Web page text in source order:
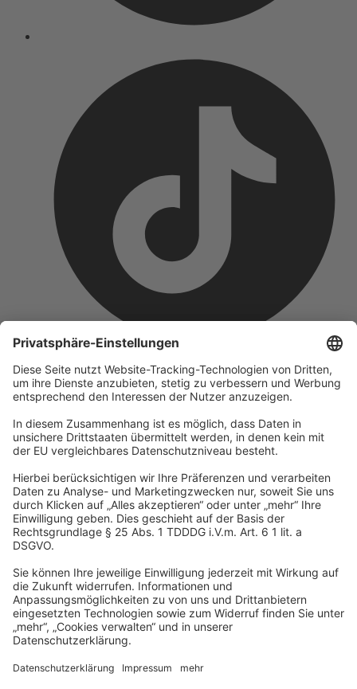
Unternehmen
Wir sind Teil der REWE Group und ihrer Touristiksparte
DERTOUR Group. Damit gehören wir zu einer der größten
touristischen Unternehmensgruppen in Europa.
© 2026A-ROSA Hotels
Presse
Datenschutz